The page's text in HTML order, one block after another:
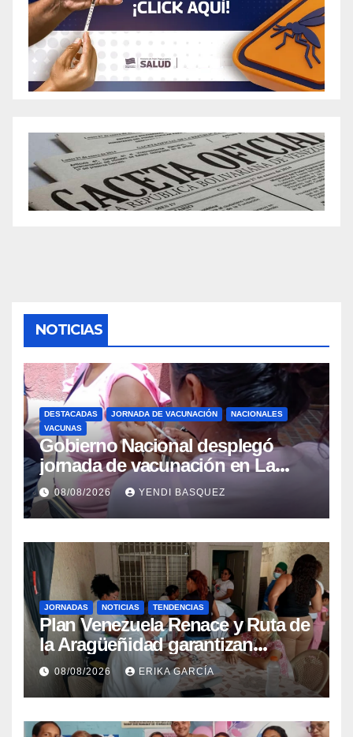
NOTICIAS
DESTACADAS JORNADA DE VACUNACIÓN
NACIONALES
VACUNAS
Gobierno Nacional desplegó
jornada de vacunación en La
Guaira para garantizar protección
epidemiológica
08/08/2026 YENDI BASQUEZ
JORNADAS NOTICIAS TENDENCIAS
Plan Venezuela Renace y Ruta de
la Aragüeñidad garantizan
atención médica integral en
Aragua
08/08/2026 ERIKA GARCÍA